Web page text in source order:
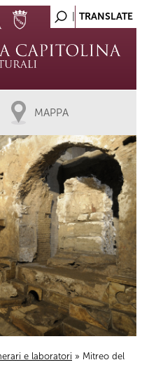
MAPPA
e laboratori » Mitreo del